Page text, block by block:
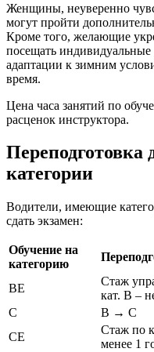
Женщины, неуверенно
могут пройти
Кроме того, желающие
посещать
адаптации к зимним
время.
Цена часа занятий по
расценок инструктора.
Переподготовка
категории
Водители, имеющие
сдать экзамен:
Обучение на
категорию
ВЕ
Стаж
кат. В –
С
В → С
СЕ
Стаж по
менее 1